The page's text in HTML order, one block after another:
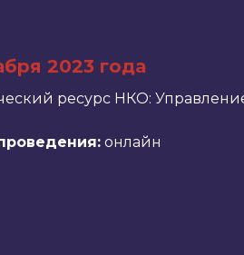
2023 года
ресурс НКО:
онлайн